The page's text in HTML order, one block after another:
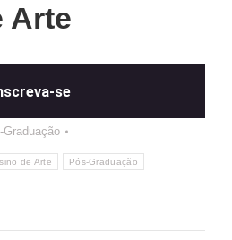
Arte
se
Graduação
de Arte Pós-Graduação